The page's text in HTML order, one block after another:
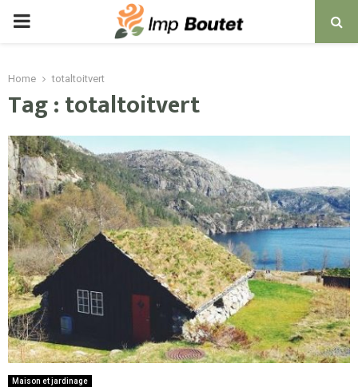
PRIMARY
Home totaltoitvert
Tag : totaltoitvert
Maison et jardinage